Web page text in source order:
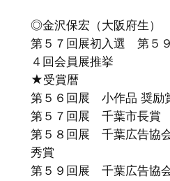
◎金沢保宏（大阪府生）
第５７回展初入選 第５
４回会員展推挙
★受賞暦
第５６回展 小作品 奨励
第５７回展 千葉市長賞
第５８回展 千葉広告協
秀賞
第５９回展 千葉広告協